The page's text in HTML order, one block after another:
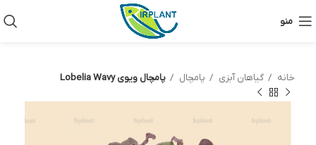
منو
خانه گیاهان آبزی پامچال پامچال ویوی Lobelia Wavy